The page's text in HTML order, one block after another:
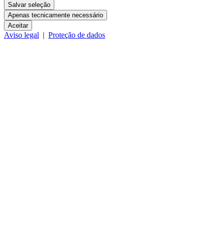
Salvar seleção
Apenas tecnicamente necessário
Aceitar
Aviso legal | Proteção de dados